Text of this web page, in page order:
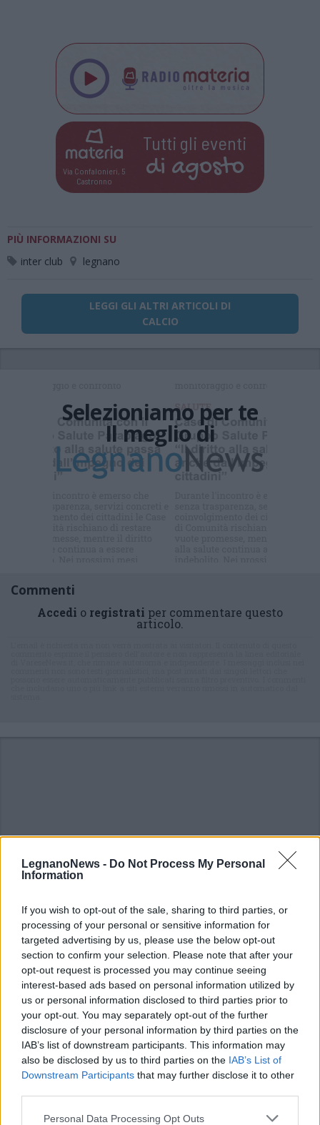
LegnanoNews - Do Not Process My Personal
Information
If you wish to opt-out of the sale, sharing to third parties, or
processing of your personal or sensitive information for
targeted advertising by us, please use the below opt-out
section to confirm your selection. Please note that after your
opt-out request is processed you may continue seeing
interest-based ads based on personal information utilized by
us or personal information disclosed to third parties prior to
your opt-out. You may separately opt-out of the further
disclosure of your personal information by third parties on the
IAB’s list of downstream participants. This information may
also be disclosed by us to third parties on the IAB’s List of
Downstream Participants that may further disclose it to other
Personal Data Processing Opt Outs
Via Confalonieri, 5
Castronno
Tutti gli eventi
di agosto
PIÙ INFORMAZIONI SU
inter club
legnano
LEGGI GLI ALTRI ARTICOLI DI
CALCIO
Selezioniamo per te
Il meglio di
Commenti
Accedi o registrati per commentare questo
articolo.
ALTRE NOTIZIE DI LEGNANO